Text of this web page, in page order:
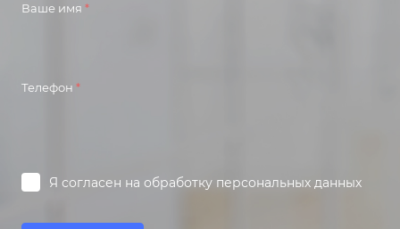
Ваше имя *
Телефон *
Я согласен на обработку персональных данных